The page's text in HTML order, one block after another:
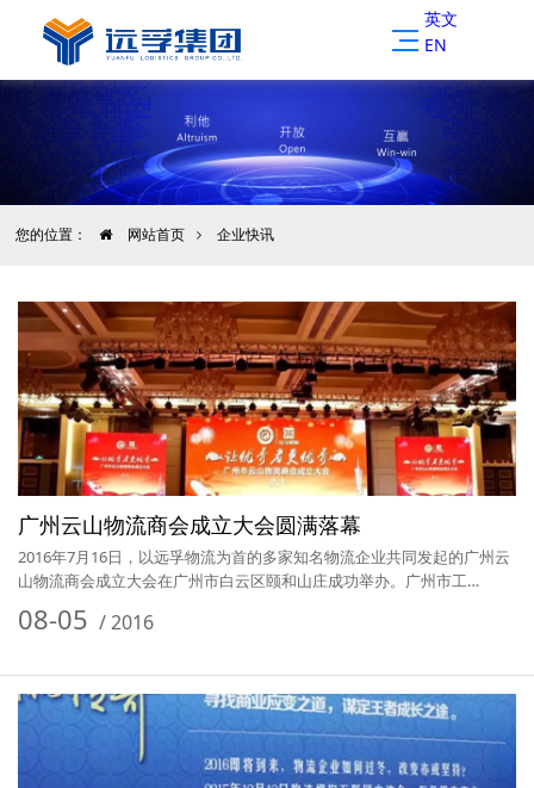
英文
EN
您的位置： 网站首页 企业快讯
广州云山物流商会成立大会圆满落幕
2016年7月16日，以远孚物流为首的多家知名物流企业共同发起的广州云
山物流商会成立大会在广州市白云区颐和山庄成功举办。广州市工…
08-05 /2016